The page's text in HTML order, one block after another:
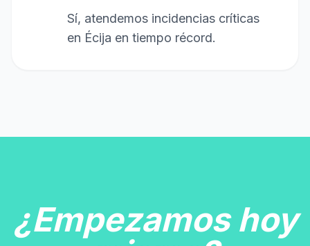
Sí, atendemos incidencias críticas
en Écija en tiempo récord.
¿Empezamos hoy